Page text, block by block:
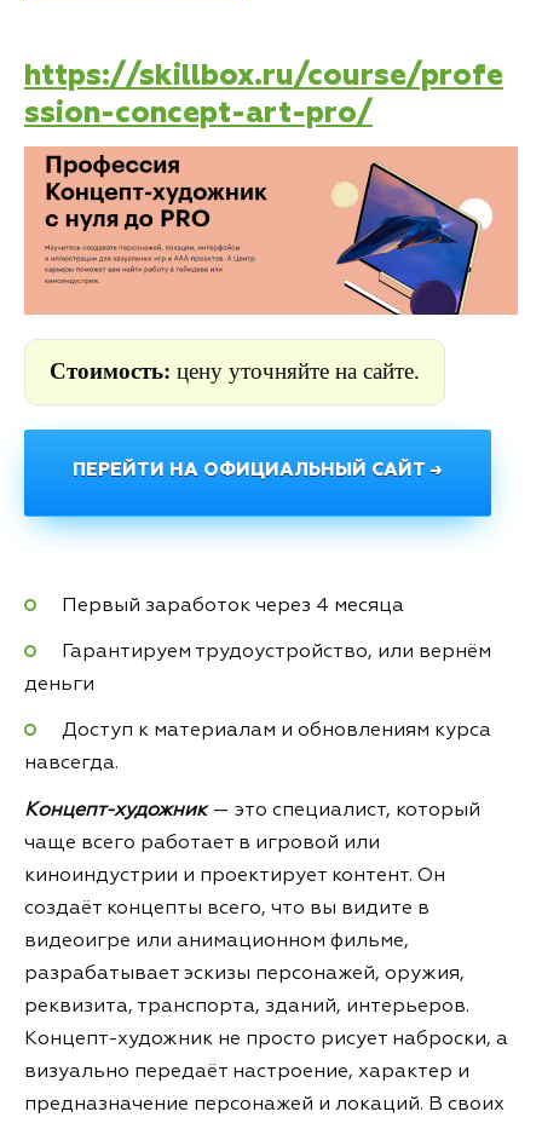
https://skillbox.ru/course/profe
ssion-concept-art-pro/
Стоимость: цену уточняйте на сайте.
ПЕРЕЙТИ НА ОФИЦИАЛЬНЫЙ САЙТ →
Первый заработок через 4 месяца
Гарантируем трудоустройство, или вернём
деньги
Доступ к материалам и обновлениям курса
навсегда.
Концепт-художник— это специалист, который
чаще всего работает в игровой или
киноиндустрии и проектирует контент. Он
создаёт концепты всего, что вы видите в
видеоигре или анимационном фильме,
разрабатывает эскизы персонажей, оружия,
реквизита, транспорта, зданий, интерьеров.
Концепт-художник не просто рисует наброски, а
визуально передаёт настроение, характер и
предназначение персонажей и локаций. В своих